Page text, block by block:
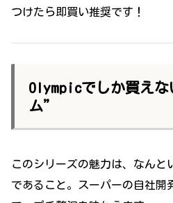
つけたら即買い推奨です！
Olympicでしか買え
ム”
このシリーズの魅力は、なんと
であること。スーパーの自社開